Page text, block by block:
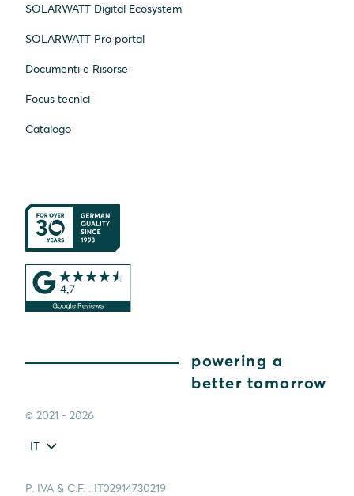
SOLARWATT Digital Ecosystem
SOLARWATT Pro portal
Documenti e Risorse
Focus tecnici
Catalogo
powering a
better tomorrow
© 2021 - 2026
IT
P. IVA & C.F. : IT02914730219